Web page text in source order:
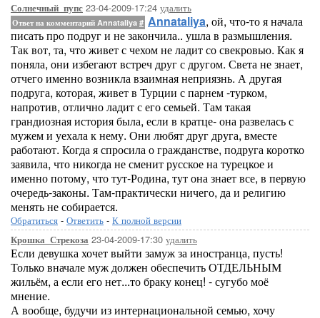
Солнечный_пупс 23-04-2009-17:24 удалить
Ответ на комментарий Annataliya # Annataliya, ой, что-то я начала
писать про подруг и не закончила.. ушла в размышления.
Так вот, та, что живет с чехом не ладит со свекровью. Как я
поняла, они избегают встреч друг с другом. Света не знает,
отчего именно возникла взаимная неприязнь. А другая
подруга, которая, живет в Турции с парнем -турком,
напротив, отлично ладит с его семьей. Там такая
грандиозная история была, если в кратце- она развелась с
мужем и уехала к нему. Они любят друг друга, вместе
работают. Когда я спросила о гражданстве, подруга коротко
заявила, что никогда не сменит русское на турецкое и
именно потому, что тут-Родина, тут она знает все, в первую
очередь-законы. Там-практически ничего, да и религию
менять не собирается.
Обратиться - Ответить - К полной версии
Крошка_Стрекоза 23-04-2009-17:30 удалить
Если девушка хочет выйти замуж за иностранца, пусть!
Только вначале муж должен обеспечить ОТДЕЛЬНЫМ
жильём, а если его нет...то браку конец! - сугубо моё
мнение.
А вообще, будучи из интернациональной семью, хочу